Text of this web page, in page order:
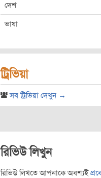
দেশ
ভাষা
ট্রিভিয়া
সব ট্রিভিয়া দেখুন →
রিভিউ লিখুন
রিভিউ লিখতে আপনাকে অবশ্যই